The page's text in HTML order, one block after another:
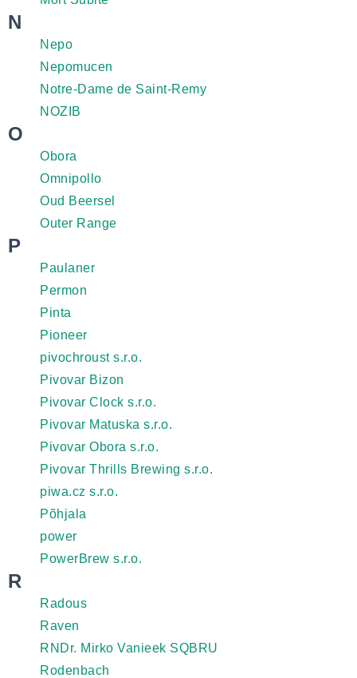
N
Nepo
Nepomucen
Notre-Dame de Saint-Remy
NOZIB
O
Obora
Omnipollo
Oud Beersel
Outer Range
P
Paulaner
Permon
Pinta
Pioneer
pivochroust s.r.o.
Pivovar Bizon
Pivovar Clock s.r.o.
Pivovar Matuska s.r.o.
Pivovar Obora s.r.o.
Pivovar Thrills Brewing s.r.o.
piwa.cz s.r.o.
Põhjala
power
PowerBrew s.r.o.
R
Radous
Raven
RNDr. Mirko Vanieek SQBRU
Rodenbach